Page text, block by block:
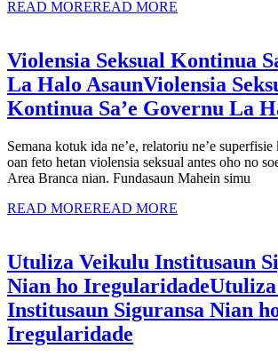
READ MOREREAD MORE
Violensia Seksual Kontinua
La Halo AsaunViolensia
Kontinua Sa’e Governu La
Semana kotuk ida ne’e, relatoriu ne’e
oan feto hetan violensia seksual antes oho no
Area Branca nian. Fundasaun Mahein simu
READ MOREREAD MORE
Utuliza Veikulu Institusaun
Nian ho Iregularidade
Institusaun Siguransa Nian
Iregularidade